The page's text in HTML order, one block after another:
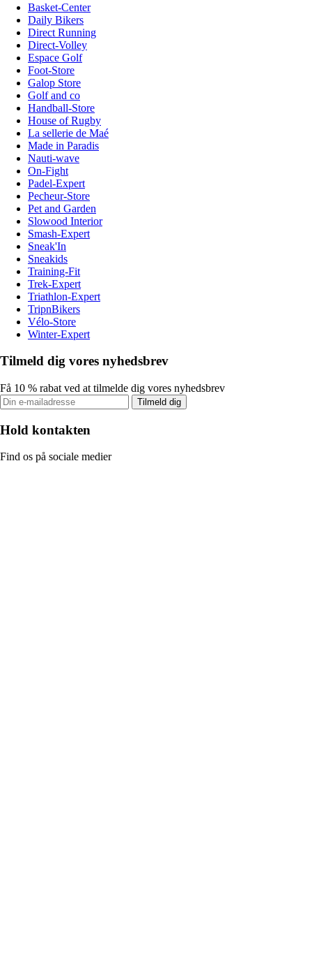
Basket-Center
Daily Bikers
Direct Running
Direct-Volley
Espace Golf
Foot-Store
Galop Store
Golf and co
Handball-Store
House of Rugby
La sellerie de Maé
Made in Paradis
Nauti-wave
On-Fight
Padel-Expert
Pecheur-Store
Pet and Garden
Slowood Interior
Smash-Expert
Sneak'In
Sneakids
Training-Fit
Trek-Expert
Triathlon-Expert
TripnBikers
Vélo-Store
Winter-Expert
Tilmeld dig vores nyhedsbrev
Få 10 % rabat ved at tilmelde dig vores nyhedsbrev
Tilmeld dig
Hold kontakten
Find os på sociale medier